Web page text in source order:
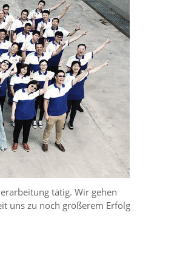
tätig. Wir gehen
uns zu noch größerem Erfolg